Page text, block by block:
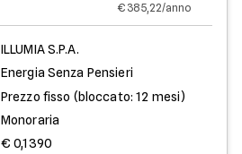
€ 385,22/anno
ILLUMIA S.P.A.
Energia Senza Pensieri
Prezzo fisso (bloccato: 12 mesi)
Monoraria
€ 0,1390